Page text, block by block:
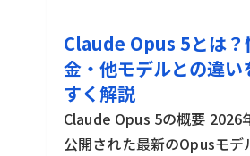
Claude Opus 5とは？
金・他モデルとの違い
すく解説
Claude Opus 5の概要 2026
公開された最新のOpusモデ